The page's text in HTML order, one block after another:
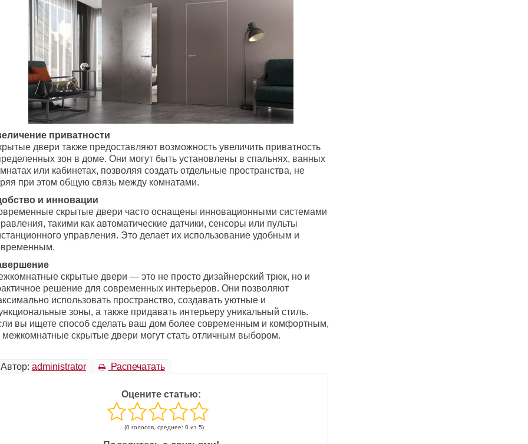
приватности
двери также предоставляют возможность увеличить приватность
зон в доме. Они могут быть установлены в спальнях, ванных
или кабинетах, позволяя создать отдельные пространства, не
при этом общую связь между комнатами.
и инновации
скрытые двери часто оснащены инновационными системами
такими как автоматические датчики, сенсоры или пульты
управления. Это делает их использование удобным и
скрытые двери — это не просто дизайнерский трюк, но и
решение для современных интерьеров. Они позволяют
использовать пространство, создавать уютные и
зоны, а также придавать интерьеру уникальный стиль.
вы ищете способ сделать ваш дом более современным и комфортным,
межкомнатные скрытые двери могут стать отличным выбором.
Автор: administrator Распечатать
Оцените статью:
(0 голосов, среднее: 0 из 5)